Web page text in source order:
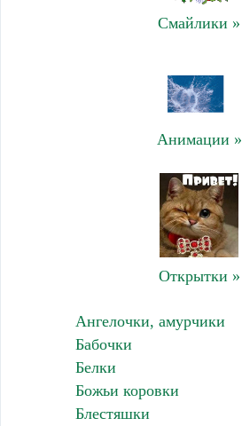
Смайлики »
Анимации »
Открытки »
Ангелочки, амурчики
Бабочки
Белки
Божьи коровки
Блестяшки